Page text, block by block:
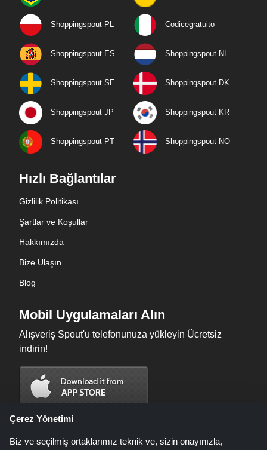
Shoppingspout PL Codicegratuito
Shoppingspout ES Shoppingspout NL
Shoppingspout SE Shoppingspout DK
Shoppingspout JP Shoppingspout KR
Shoppingspout PT Shoppingspout NO
Hızlı Bağlantılar
Gizlilik Politikası
Şartlar ve Koşullar
Hakkımızda
Bize Ulaşın
Blog
Mobil Uygulamaları Alın
Alışveriş Spout'u telefonunuza yükleyin Ücretsiz
indirin!
Çerez Yönetimi
Biz ve seçilmiş ortaklarımız teknik ve, sizin onayınızla,